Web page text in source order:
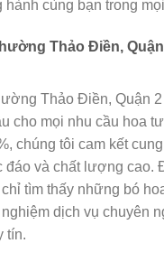
hành cùng bạn trong
Thảo Điền,
Thảo Điền, Quận
cho mọi nhu cầu hoa
chúng tôi cam kết
đáo và chất lượng cao.
tìm thấy những bó
dịch vụ chuyên
tín.